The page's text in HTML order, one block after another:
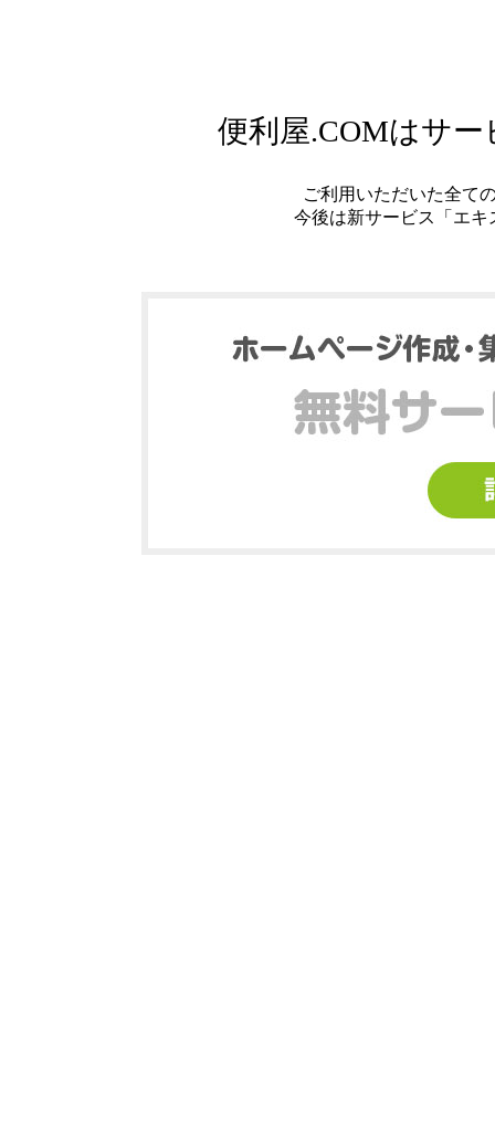
便利屋.COMはサ
ご利用いただいた全て
今後は新サービス「エ